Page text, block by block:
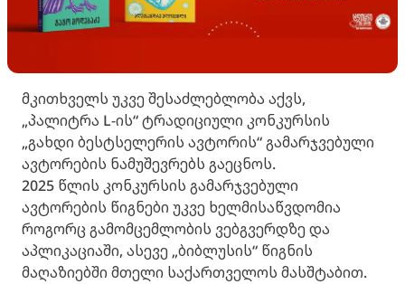
მკითხველს უკვე შესაძლებლობა აქვს,
„პალიტრა L-ის“ ტრადიციული კონკურსის
„გახდი ბესტსელერის ავტორის“ გამარჯვებული
ავტორების ნამუშევრებს გაეცნოს.
2025 წლის კონკურსის გამარჯვებული
ავტორების წიგნები უკვე ხელმისაწვდომია
როგორც გამომცემლობის ვებგვერდზე და
აპლიკაციაში, ასევე „ბიბლუსის“ წიგნის
მაღაზიებში მთელი საქართველოს მასშტაბით.